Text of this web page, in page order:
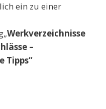
ein zu einer
Werkverzeichnisse
–
Tipps“